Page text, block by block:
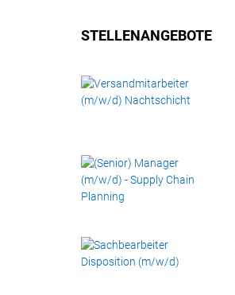
STELLENANGEBOTE